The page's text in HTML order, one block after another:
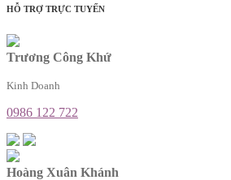
HỖ TRỢ TRỰC TUYẾN
Trương Công Khứ
Kinh Doanh
0986 122 722
Hoàng Xuân Khánh